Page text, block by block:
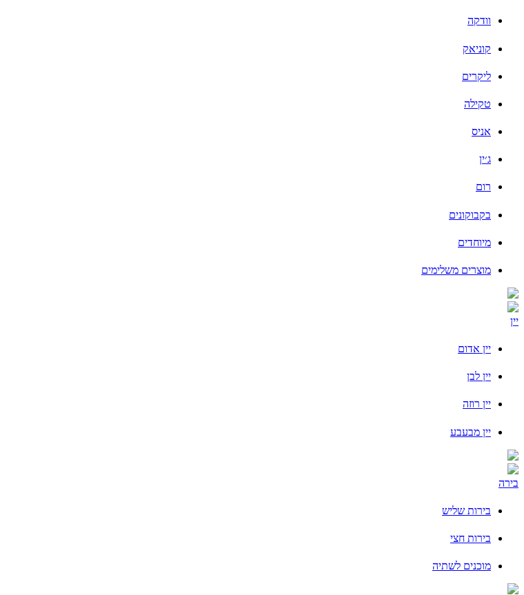
וודקה
קוניאק
ליקרים
טקילה
אניס
ג׳ין
רום
בקבוקונים
מיוחדים
מוצרים משלימים
יין
יין אדום
יין לבן
יין רוזה
יין מבעבע
בירה
בירות שליש
בירות חצי
מוכנים לשתיה